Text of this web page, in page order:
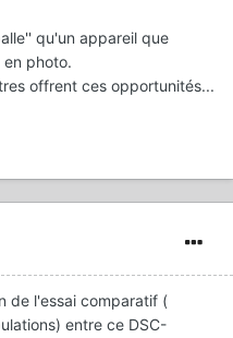
qu'un appareil que
en photo.
offrent ces opportunités...
de l'essai comparatif (
entre ce DSC-